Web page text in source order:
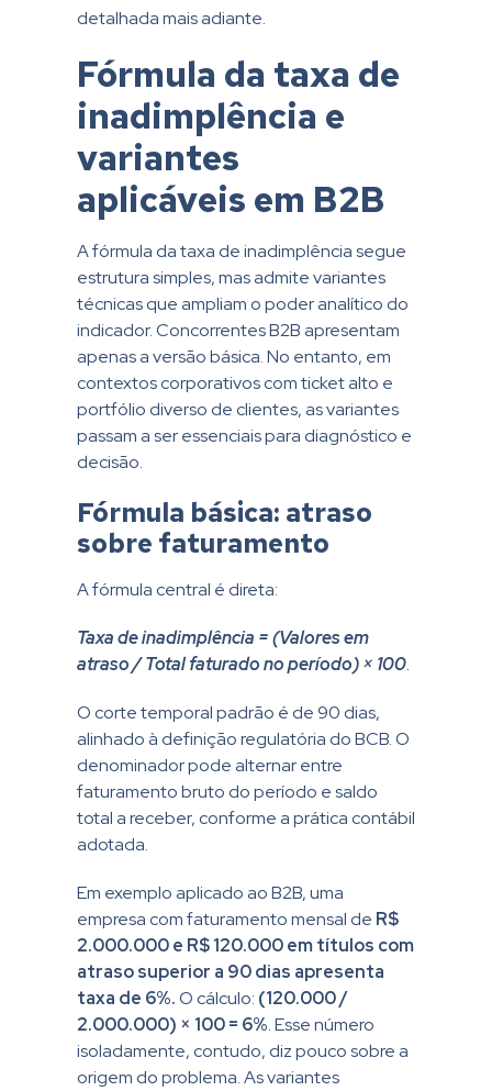
detalhada mais adiante.
Fórmula da taxa de
inadimplência e
variantes
aplicáveis em B2B
A fórmula da taxa de inadimplência segue
estrutura simples, mas admite variantes
técnicas que ampliam o poder analítico do
indicador. Concorrentes B2B apresentam
apenas a versão básica. No entanto, em
contextos corporativos com ticket alto e
portfólio diverso de clientes, as variantes
passam a ser essenciais para diagnóstico e
decisão.
Fórmula básica: atraso
sobre faturamento
A fórmula central é direta:
Taxa de inadimplência = (Valores em
atraso / Total faturado no período) × 100.
O corte temporal padrão é de 90 dias,
alinhado à definição regulatória do BCB. O
denominador pode alternar entre
faturamento bruto do período e saldo
total a receber, conforme a prática contábil
adotada.
Em exemplo aplicado ao B2B, uma
empresa com faturamento mensal de R$
2.000.000 e R$ 120.000 em títulos com
atraso superior a 90 dias apresenta
taxa de 6%.O cálculo: (120.000 /
2.000.000) × 100 = 6%. Esse número
isoladamente, contudo, diz pouco sobre a
origem do problema. As variantes